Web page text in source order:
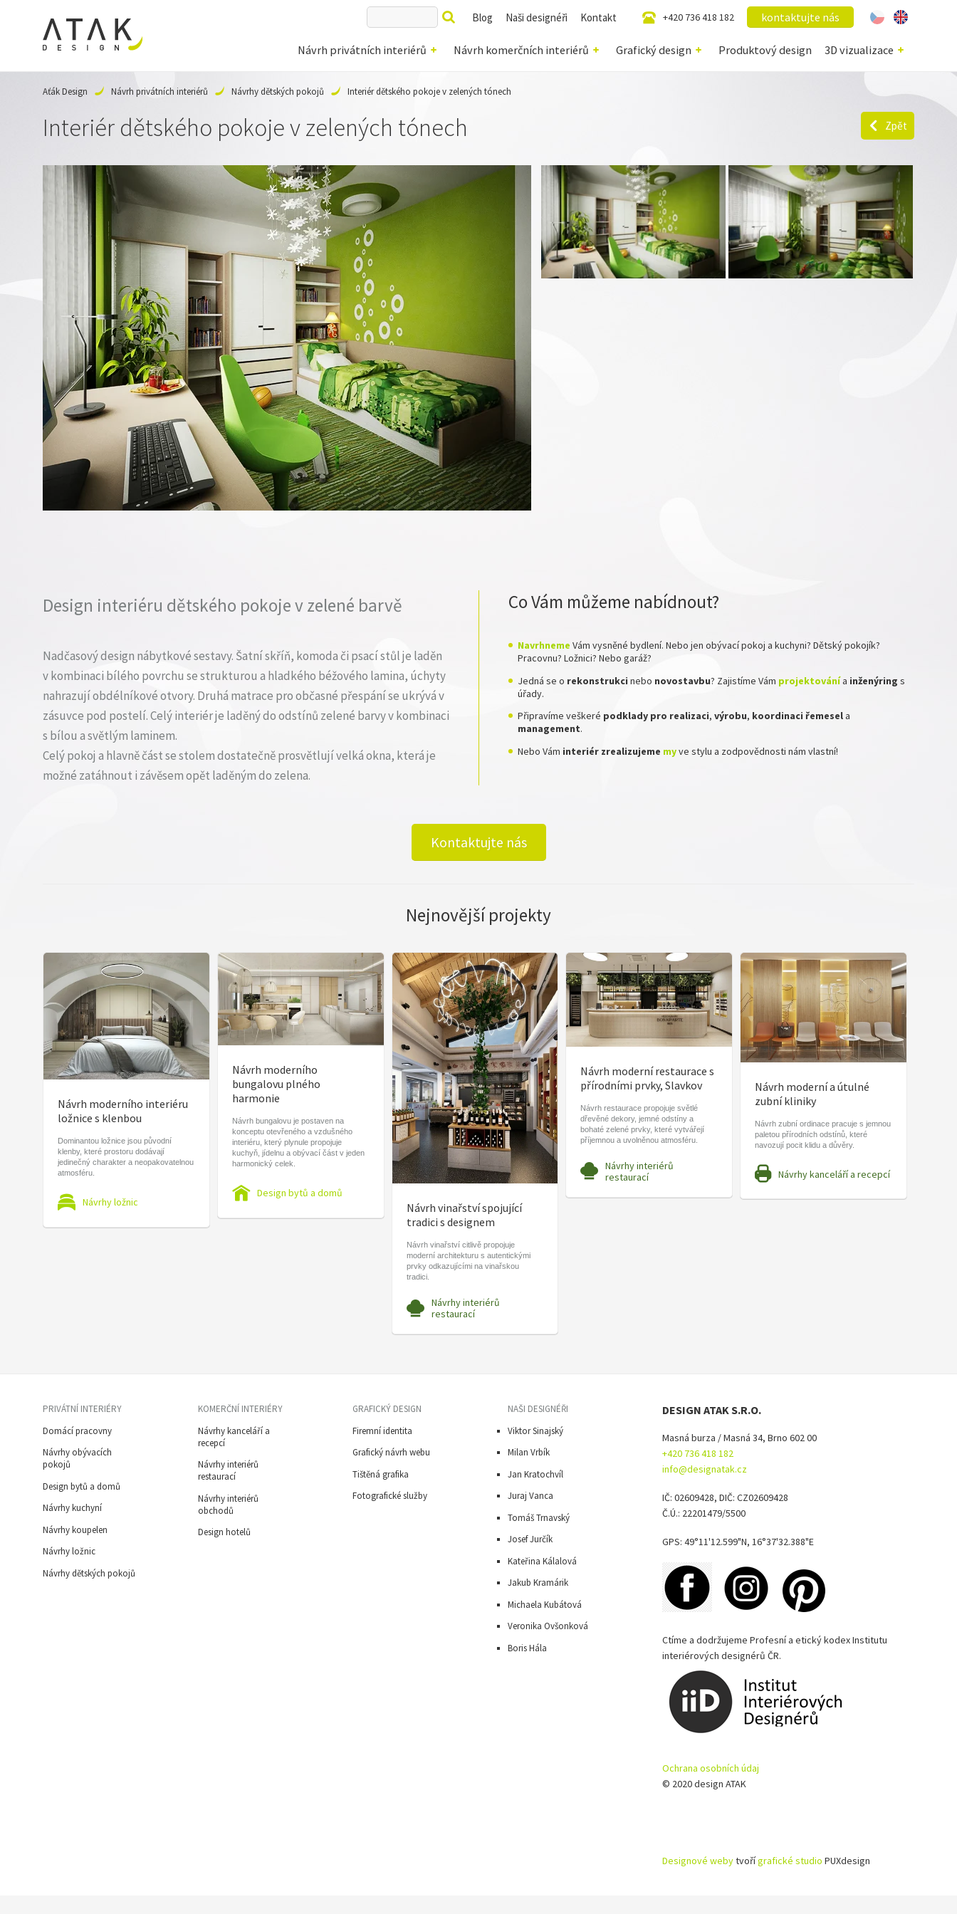
Návrh privátních interiérů Návrh komerčních interiérů Grafický design Produktový design 3D vizualizace
Blog Naši designéři Kontakt +420 736 418 182 kontaktujte nás
Aťák Design Návrh privátních interiérů Návrhy dětských pokojů Interiér dětského pokoje v zelených tónech
Interiér dětského pokoje v zelených tónech Zpět
Design interiéru dětského pokoje v zelené barvě
Nadčasový design nábytkové sestavy. Šatní skříň, komoda či psací stůl je laděn
v kombinaci bílého povrchu se strukturou a hladkého béžového lamina, úchyty
nahrazují obdélníkové otvory. Druhá matrace pro občasné přespání se ukrývá v
zásuvce pod postelí. Celý interiér je laděný do odstínů zelené barvy v kombinaci
s bílou a světlým laminem.
Celý pokoj a hlavně část se stolem dostatečně prosvětlují velká okna, která je
možné zatáhnout i závěsem opět laděným do zelena.
Co Vám můžeme nabídnout?
Navrhneme Vám vysněné bydlení. Nebo jen obývací pokoj a kuchyni? Dětský pokojík?
Pracovnu? Ložnici? Nebo garáž?
Jedná se o rekonstrukci nebo novostavbu? Zajistíme Vám projektovánía inženýring s
úřady.
Připravíme veškeré podklady pro realizaci, výrobu, koordinaci řemesel a
management.
Nebo Vám interiér zrealizujeme myve stylu a zodpovědnosti nám vlastní!
Kontaktujte nás
Nejnovější projekty
Návrh moderního interiéru
ložnice s klenbou
Dominantou ložnice jsou původní
klenby, které prostoru dodávají
jedinečný charakter a neopakovatelnou
atmosféru.
Návrhy ložnic
Návrh moderního
bungalovu plného
harmonie
Návrh bungalovu je postaven na
konceptu otevřeného a vzdušného
interiéru, který plynule propojuje
kuchyň, jídelnu a obývací část v jeden
harmonický celek.
Design bytů a domů
Návrh vinařství spojující
tradici s designem
Návrh vinařství citlivě propojuje
moderní architekturu s autentickými
prvky odkazujícími na vinařskou
tradici.
Návrhy interiérů
restaurací
Návrh moderní restaurace s
přírodními prvky, Slavkov
Návrh restaurace propojuje světlé
dřevěné dekory, jemné odstíny a
bohaté zelené prvky, které vytvářejí
příjemnou a uvolněnou atmosféru.
Návrhy interiérů
restaurací
Návrh moderní a útulné
zubní kliniky
Návrh zubní ordinace pracuje s jemnou
paletou přírodních odstínů, které
navozují pocit klidu a důvěry.
Návrhy kanceláří a recepcí
PRIVÁTNÍ INTERIÉRY
Domácí pracovny
Návrhy obývacích
pokojů
Design bytů a domů
Návrhy kuchyní
Návrhy koupelen
Návrhy ložnic
Návrhy dětských pokojů
KOMERČNÍ INTERIÉRY
Návrhy kanceláří a
recepcí
Návrhy interiérů
restaurací
Návrhy interiérů
obchodů
Design hotelů
GRAFICKÝ DESIGN
Firemní identita
Grafický návrh webu
Tištěná grafika
Fotografické služby
NAŠI DESIGNÉŘI
Viktor Sinajský
Milan Vrbík
Jan Kratochvíl
Juraj Vanca
Tomáš Trnavský
Josef Jurčík
Kateřina Kálalová
Jakub Kramárik
Michaela Kubátová
Veronika Ovšonková
Boris Hála
DESIGN ATAK S.R.O.
Masná burza / Masná 34, Brno 602 00
+420 736 418 182
info@designatak.cz
IČ: 02609428, DIČ: CZ02609428
Č.Ú.: 22201479/5500
GPS: 49°11'12.599"N, 16°37'32.388"E
Ctíme a dodržujeme Profesní a etický kodex Institutu
interiérových designérů ČR.
Ochrana osobních údaj
© 2020 design ATAK
Designové webytvořígrafické studio PUXdesign